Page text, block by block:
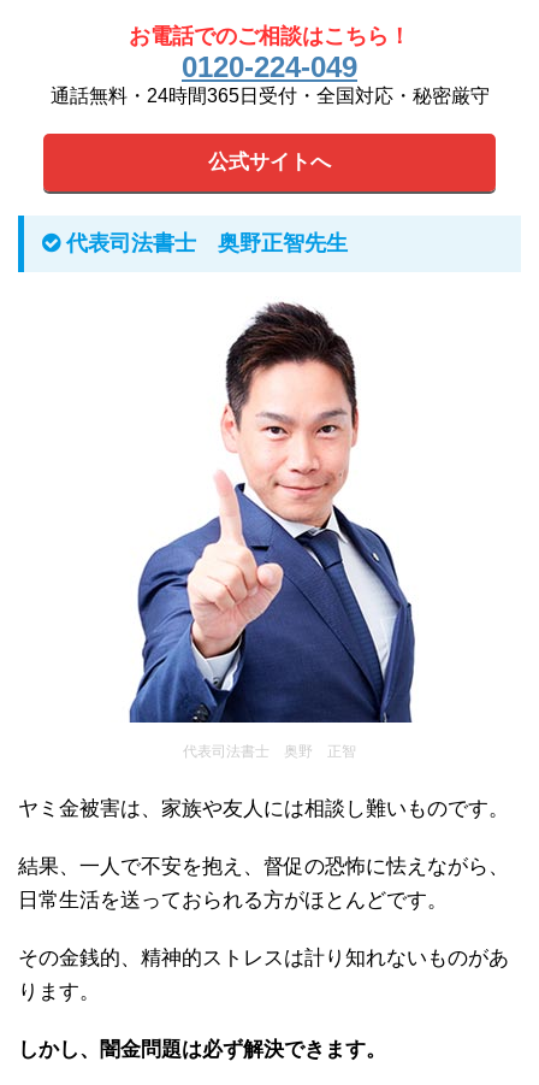
お電話でのご相談はこちら！
0120-224-049
通話無料・24時間365日受付・全国対応・秘密厳守
公式サイトへ
代表司法書士 奥野正智先生
代表司法書士 奥野 正智
ヤミ金被害は、家族や友人には相談し難いものです。
結果、一人で不安を抱え、督促の恐怖に怯えながら、
日常生活を送っておられる方がほとんどです。
その金銭的、精神的ストレスは計り知れないものがあ
ります。
しかし、闇金問題は必ず解決できます。